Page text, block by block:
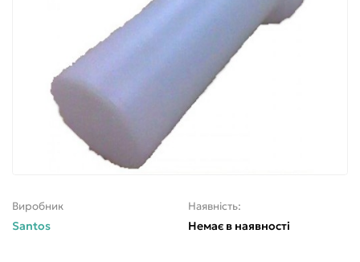
Виробник
Santos
Наявність:
Немає в наявності